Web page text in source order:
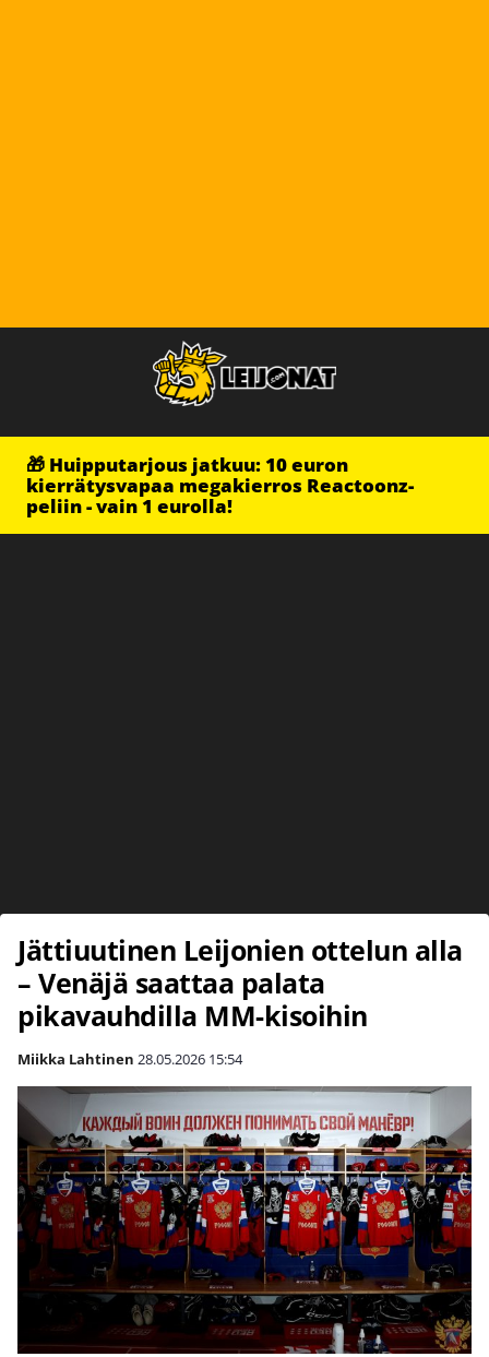
🎁 Huipputarjous jatkuu: 10 euron
kierrätysvapaa megakierros Reactoonz-
peliin - vain 1 eurolla!
Jättiuutinen Leijonien ottelun alla
– Venäjä saattaa palata
pikavauhdilla MM-kisoihin
Miikka Lahtinen 28.05.2026 15:54